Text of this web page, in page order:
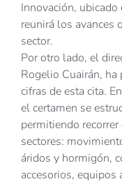
Innovación,
reunirá los avances
sector.
Por otro lado, el
Rogelio Cuairán,
cifras de esta cita.
el certamen se
permitiendo
sectores:
áridos y hormigón,
accesorios,